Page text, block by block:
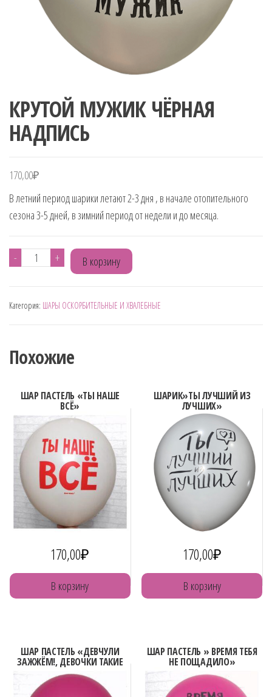
КРУТОЙ МУЖИК ЧЁРНАЯ
НАДПИСЬ
170,00₽
В летний период шарики летают 2-3 дня , в начале отопительного
сезона 3-5 дней, в зимний период от недели и до месяца.
-
Количество
МУЖИК
+ В корзину
Категория: ШАРЫ ОСКОРБИТЕЛЬНЫЕ И ХВАЛЕБНЫЕ
Похожие
ШАР ПАСТЕЛЬ «ТЫ НАШЕ
ВСЁ»
170,00₽
В корзину
ШАРИК»ТЫ ЛУЧШИЙ ИЗ
ЛУЧШИХ»
170,00₽
В корзину
ШАР ПАСТЕЛЬ «ДЕВЧУЛИ
ЗАЖЖЁМ!, ДЕВОЧКИ ТАКИЕ
ДЕВОЧКИ»
ШАР ПАСТЕЛЬ » ВРЕМЯ ТЕБЯ
НЕ ПОЩАДИЛО»